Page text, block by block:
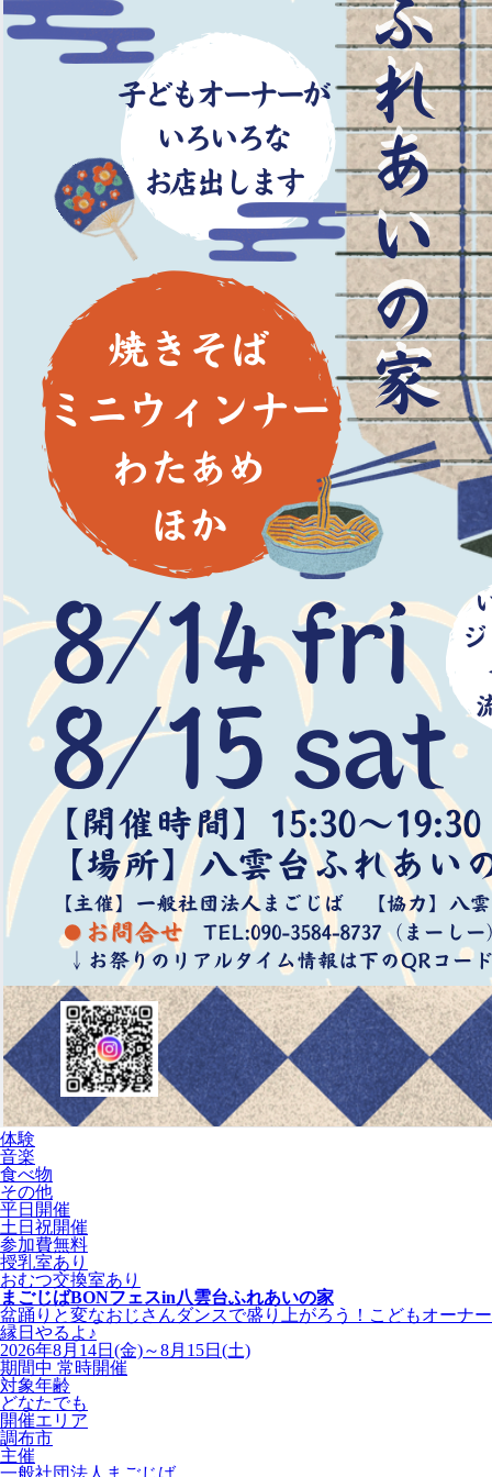
体験
音楽
食べ物
その他
平日開催
土日祝開催
参加費無料
授乳室あり
おむつ交換室あり
まごじばBONフェスin八雲台ふれあいの家
盆踊りと変なおじさんダンスで盛り上がろう！こどもオーナー
縁日やるよ♪
2026年8月14日(金)～8月15日(土)
期間中 常時開催
対象年齢
どなたでも
開催エリア
調布市
主催
一般社団法人まごじば